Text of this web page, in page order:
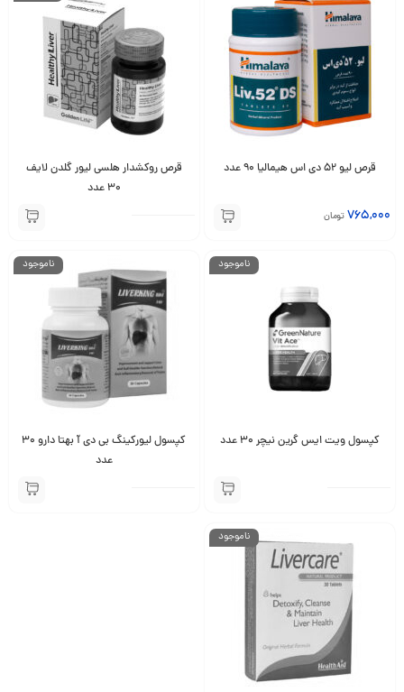
قرص لیو 52 دی اس هیمالیا 90 عدد
765,000تومان
قرص روکشدار هلسی لیور گلدن لایف
30 عدد
ناموجود
کپسول ویت ایس گرین نیچر 30 عدد
ناموجود
کپسول لیورکینگ بی دی آ بهتا دارو 30
عدد
ناموجود